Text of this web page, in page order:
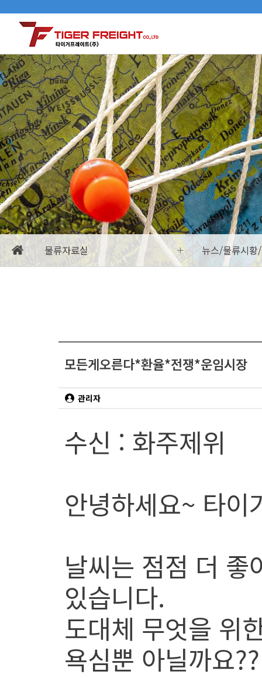
물류자료실 뉴스/물류시황
모든게오른다*환율*전쟁*운임시장
관리자
수신 : 화주제위
안녕하세요~ 타
날씨는 점점 더
있습니다.
도대체 무엇을 위
욕심뿐 아닐까요??